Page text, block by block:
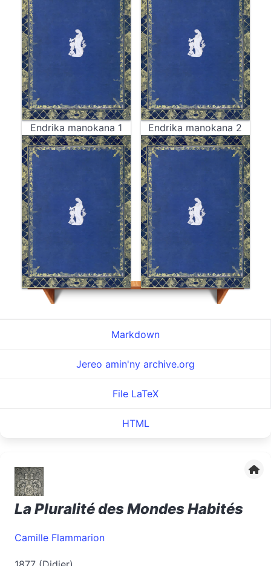
Endrika manokana 1 Endrika manokana 2
Markdown
Jereo amin'ny archive.org
File LaTeX
HTML
La Pluralité des Mondes Habités
Camille Flammarion